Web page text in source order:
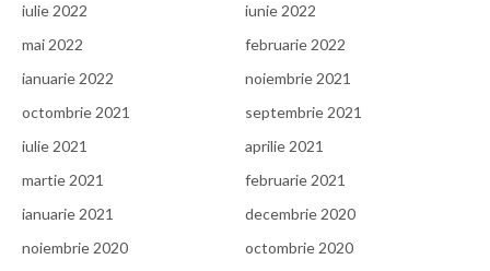
iulie 2022
iunie 2022
mai 2022
februarie 2022
ianuarie 2022
noiembrie 2021
octombrie 2021
septembrie 2021
iulie 2021
aprilie 2021
martie 2021
februarie 2021
ianuarie 2021
decembrie 2020
noiembrie 2020
octombrie 2020